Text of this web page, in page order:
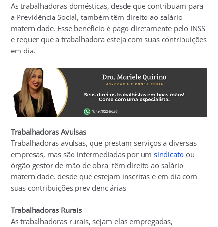
As trabalhadoras domésticas, desde que contribuam para
a Previdência Social, também têm direito ao salário
maternidade. Esse benefício é pago diretamente pelo INSS
e requer que a trabalhadora esteja com suas contribuições
em dia.
Trabalhadoras Avulsas
Trabalhadoras avulsas, que prestam serviços a diversas
empresas, mas são intermediadas por umsindicato ou
órgão gestor de mão de obra, têm direito ao salário
maternidade, desde que estejam inscritas e em dia com
suas contribuições previdenciárias.
Trabalhadoras Rurais
As trabalhadoras rurais, sejam elas empregadas,